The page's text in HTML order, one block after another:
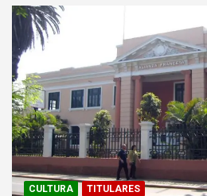
CULTURA TITULARES